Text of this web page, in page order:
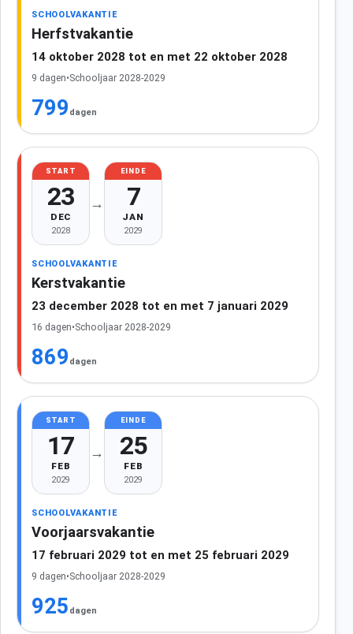
SCHOOLVAKANTIE
Herfstvakantie
14 oktober 2028 tot en met 22 oktober 2028
9 dagen•Schooljaar 2028-2029
799 dagen
START
23
DEC
2028
→
EINDE
7
JAN
2029
SCHOOLVAKANTIE
Kerstvakantie
23 december 2028 tot en met 7 januari 2029
16 dagen•Schooljaar 2028-2029
869 dagen
START
17
FEB
2029
→
EINDE
25
FEB
2029
SCHOOLVAKANTIE
Voorjaarsvakantie
17 februari 2029 tot en met 25 februari 2029
9 dagen•Schooljaar 2028-2029
925 dagen